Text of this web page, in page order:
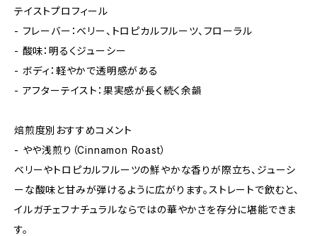
テイストプロフィール
- フレーバー：ベリー、トロピカルフルーツ、フローラル
- 酸味：明るくジューシー
- ボディ：軽やかで透明感がある
- アフターテイスト：果実感が長く続く余韻
焙煎度別おすすめコメント
- やや浅煎り（Cinnamon Roast）
ベリーやトロピカルフルーツの鮮やかな香りが際立ち、ジューシ
ーな酸味と甘みが弾けるように広がります。ストレートで飲むと、
イルガチェフナチュラルならではの華やかさを存分に堪能できま
す。